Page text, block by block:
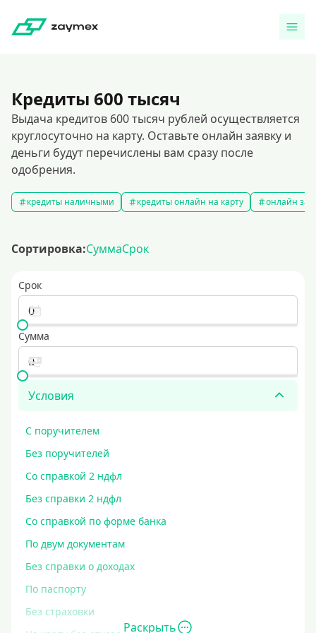
Кредиты 600 тысяч
Выдача кредитов 600 тысяч рублей осуществляется
круглосуточно на карту. Оставьте онлайн заявку и
деньги будут перечислены вам сразу после
одобрения.
кредиты наличными кредиты онлайн на карту онлайн
Сортировка:СуммаСрок
Срок
Сумма
Условия
С поручителем
Без поручителей
Со справкой 2 ндфл
Без справки 2 ндфл
Со справкой по форме банка
По двум документам
Без справки о доходах
По паспорту
Без страховки
Раскрыть